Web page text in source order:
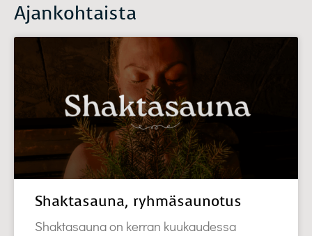
Ajankohtaista
Shaktasauna, ryhmäsaunotus
Shaktasauna on kerran kuukaudessa